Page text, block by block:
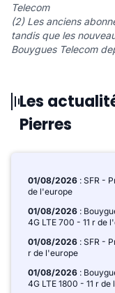
Telecom
(2) Les anciens
tandis que les
Bouygues Telecom
Les
Pierres
01/08/2026 : SFR -
de l'europe
01/08/2026 :
4G LTE 700 - 11 r de
01/08/2026 : SFR -
r de l'europe
01/08/2026 :
4G LTE 1800 - 11 r